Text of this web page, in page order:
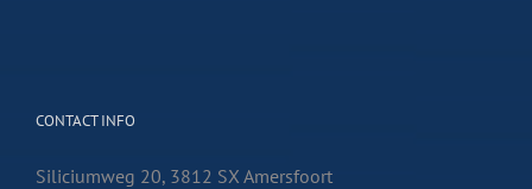
CONTACT INFO
Siliciumweg 20, 3812 SX Amersfoort